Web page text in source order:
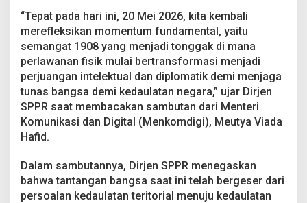
a
n
g
t
J
a
g
a
a
s
B
“Tepat pada hari ini, 20 Mei 2026, kita kembali
merefleksikan momentum fundamental, yaitu
semangat 1908 yang menjadi tonggak di mana
perlawanan fisik mulai bertransformasi menjadi
perjuangan intelektual dan diplomatik demi menjaga
tunas bangsa demi kedaulatan negara,” ujar Dirjen
SPPR saat membacakan sambutan dari Menteri
Komunikasi dan Digital (Menkomdigi), Meutya Viada
Hafid.
Dalam sambutannya, Dirjen SPPR menegaskan
bahwa tantangan bangsa saat ini telah bergeser dari
persoalan kedaulatan teritorial menuju kedaulatan